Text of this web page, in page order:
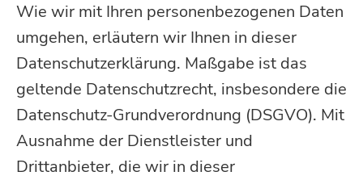
Wie wir mit Ihren personenbezogenen Daten
umgehen, erläutern wir Ihnen in dieser
Datenschutzerklärung. Maßgabe ist das
geltende Datenschutzrecht, insbesondere die
Datenschutz-Grundverordnung (DSGVO). Mit
Ausnahme der Dienstleister und
Drittanbieter, die wir in dieser